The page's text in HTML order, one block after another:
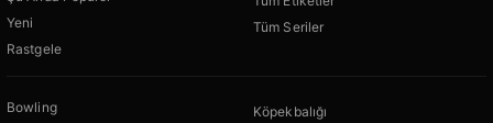
Yeni
Rastgele
Tüm Seriler
Bowling
Köpekbalığı